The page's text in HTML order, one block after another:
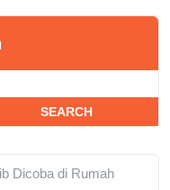
SEARCH
Dicoba di Rumah